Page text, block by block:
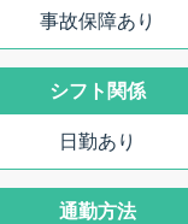
事故保障あり
シフト関係
日勤あり
通勤方法